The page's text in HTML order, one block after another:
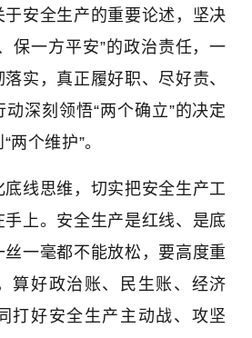
安全生产的重要论述，坚决
保一方平安”的政治责任，一
实，真正履好职、尽好责、
深刻领悟“两个确立”的决定
个维护”。
线思维，切实把安全生产工
上。安全生产是红线、是底
一毫都不能放松，要高度重
算好政治账、民生账、经济
打好安全生产主动战、攻坚